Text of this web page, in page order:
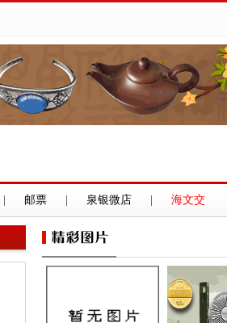
邮票 泉银微店 海文交